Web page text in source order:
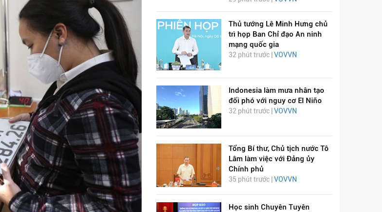
Thủ tướng Lê Minh Hưng chủ
trì họp Ban Chỉ đạo An ninh
mạng quốc gia
32 phút trước | VOVVN
Indonesia làm mưa nhân tạo
đối phó với nguy cơ El Niño
32 phút trước | VOVVN
Tổng Bí thư, Chủ tịch nước Tô
Lâm làm việc với Đảng ủy
Chính phủ
35 phút trước | VOVVN
Học sinh Chuyên Tuyên